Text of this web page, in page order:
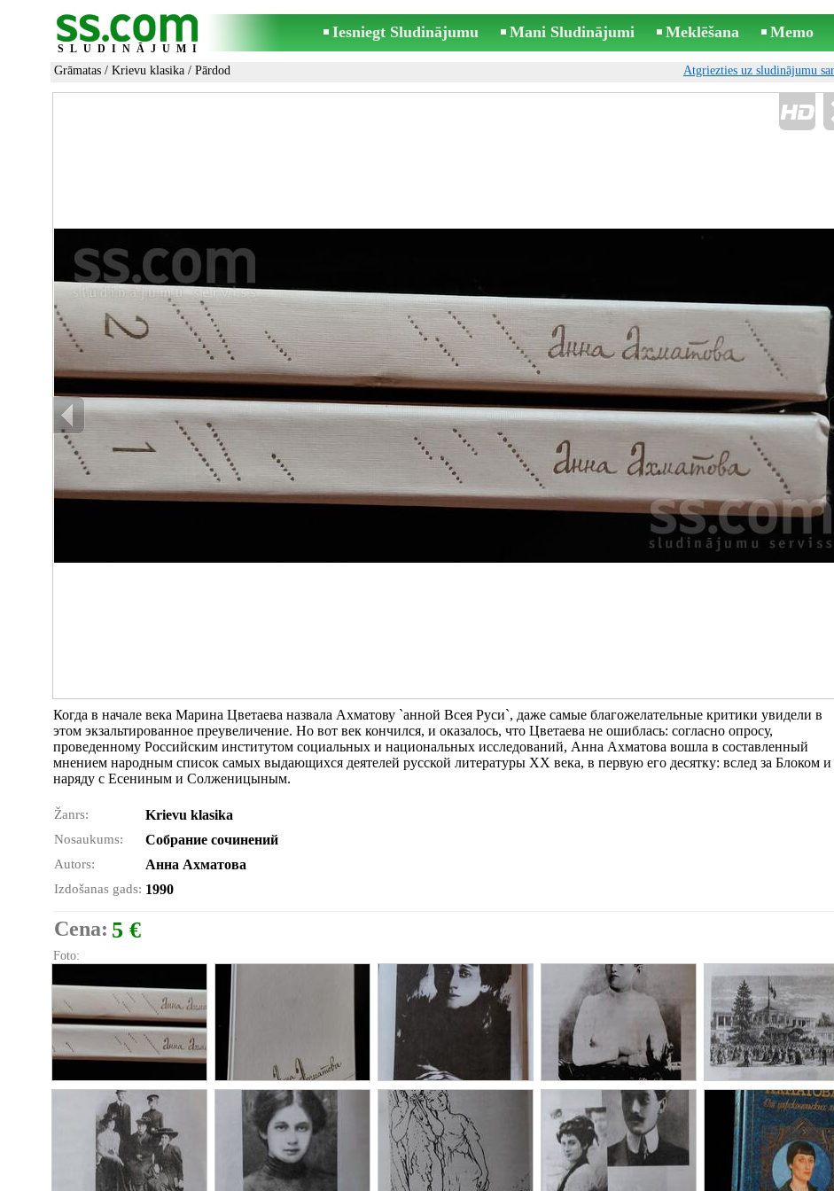
SLUDINĀJUMI
Iesniegt Sludinājumu Mani Sludinājumi Meklēšana Memo
Grāmatas / Krievu klasika / Pārdod Atgriezties uz sludinājumu
Когда в начале века Марина Цветаева назвала Ахматову `анной Всея Руси`, даже самые благожелательные критики увидели в
этом экзальтированное преувеличение. Но вот век кончился, и оказалось, что Цветаева не ошиблась: согласно опросу,
проведенному Российским институтом социальных и национальных исследований, Анна Ахматова вошла в составленный
мнением народным список самых выдающихся деятелей русской литературы XX века, в первую его десятку: вслед за Блоком и
наряду с Есениным и Солженицыным.
Žanrs: Krievu klasika
Nosaukums: Собрание сочинений
Autors: Анна Ахматова
Izdošanas gads: 1990
Cena: 5 €
Foto: